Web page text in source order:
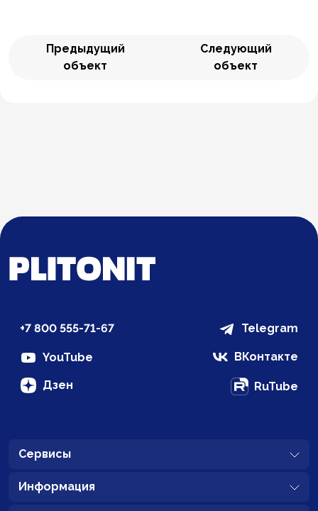
Предыдущий
объект
Следующий
объект
+7 800 555-71-67 Telegram
YouTube ВКонтакте
Дзен RuTube
Сервисы
Информация